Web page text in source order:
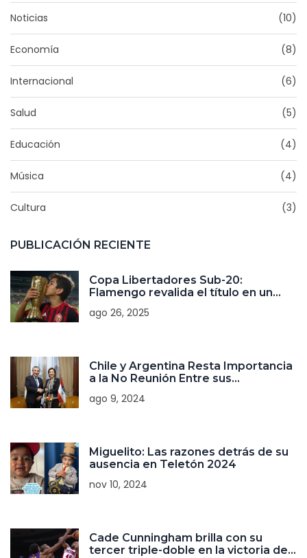
Noticias (10)
Economía (8)
Internacional (6)
Salud (5)
Educación (4)
Música (4)
Cultura (3)
PUBLICACIÓN RECIENTE
Copa Libertadores Sub-20:
Flamengo revalida el título en un
penaltis
ago 26, 2025
Chile y Argentina Resta Importancia
a la No Reunión Entre sus
de Javier Milei
ago 9, 2024
Miguelito: Las razones detrás de su
ausencia en Teletón 2024
nov 10, 2024
Cade Cunningham brilla con su
tercer triple-doble en la victoria de